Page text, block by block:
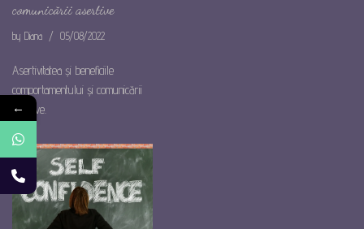
comunicării asertive
by Diana 05/08/2022
Asertivitatea și beneficiile
comportamentului și comunicării
asertive.
←